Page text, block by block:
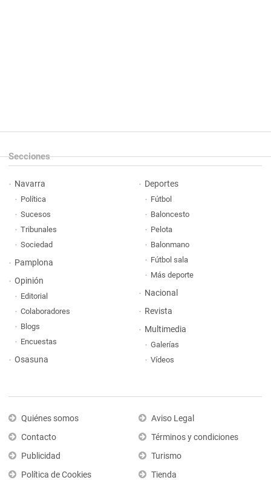
Secciones
Navarra
Política
Sucesos
Tribunales
Sociedad
Pamplona
Opinión
Editorial
Colaboradores
Blogs
Encuestas
Osasuna
Deportes
Fútbol
Baloncesto
Pelota
Balonmano
Fútbol sala
Más deporte
Nacional
Revista
Multimedia
Galerías
Vídeos
Quiénes somos
Contacto
Publicidad
Política de Cookies
Aviso Legal
Términos y condiciones
Turismo
Tienda